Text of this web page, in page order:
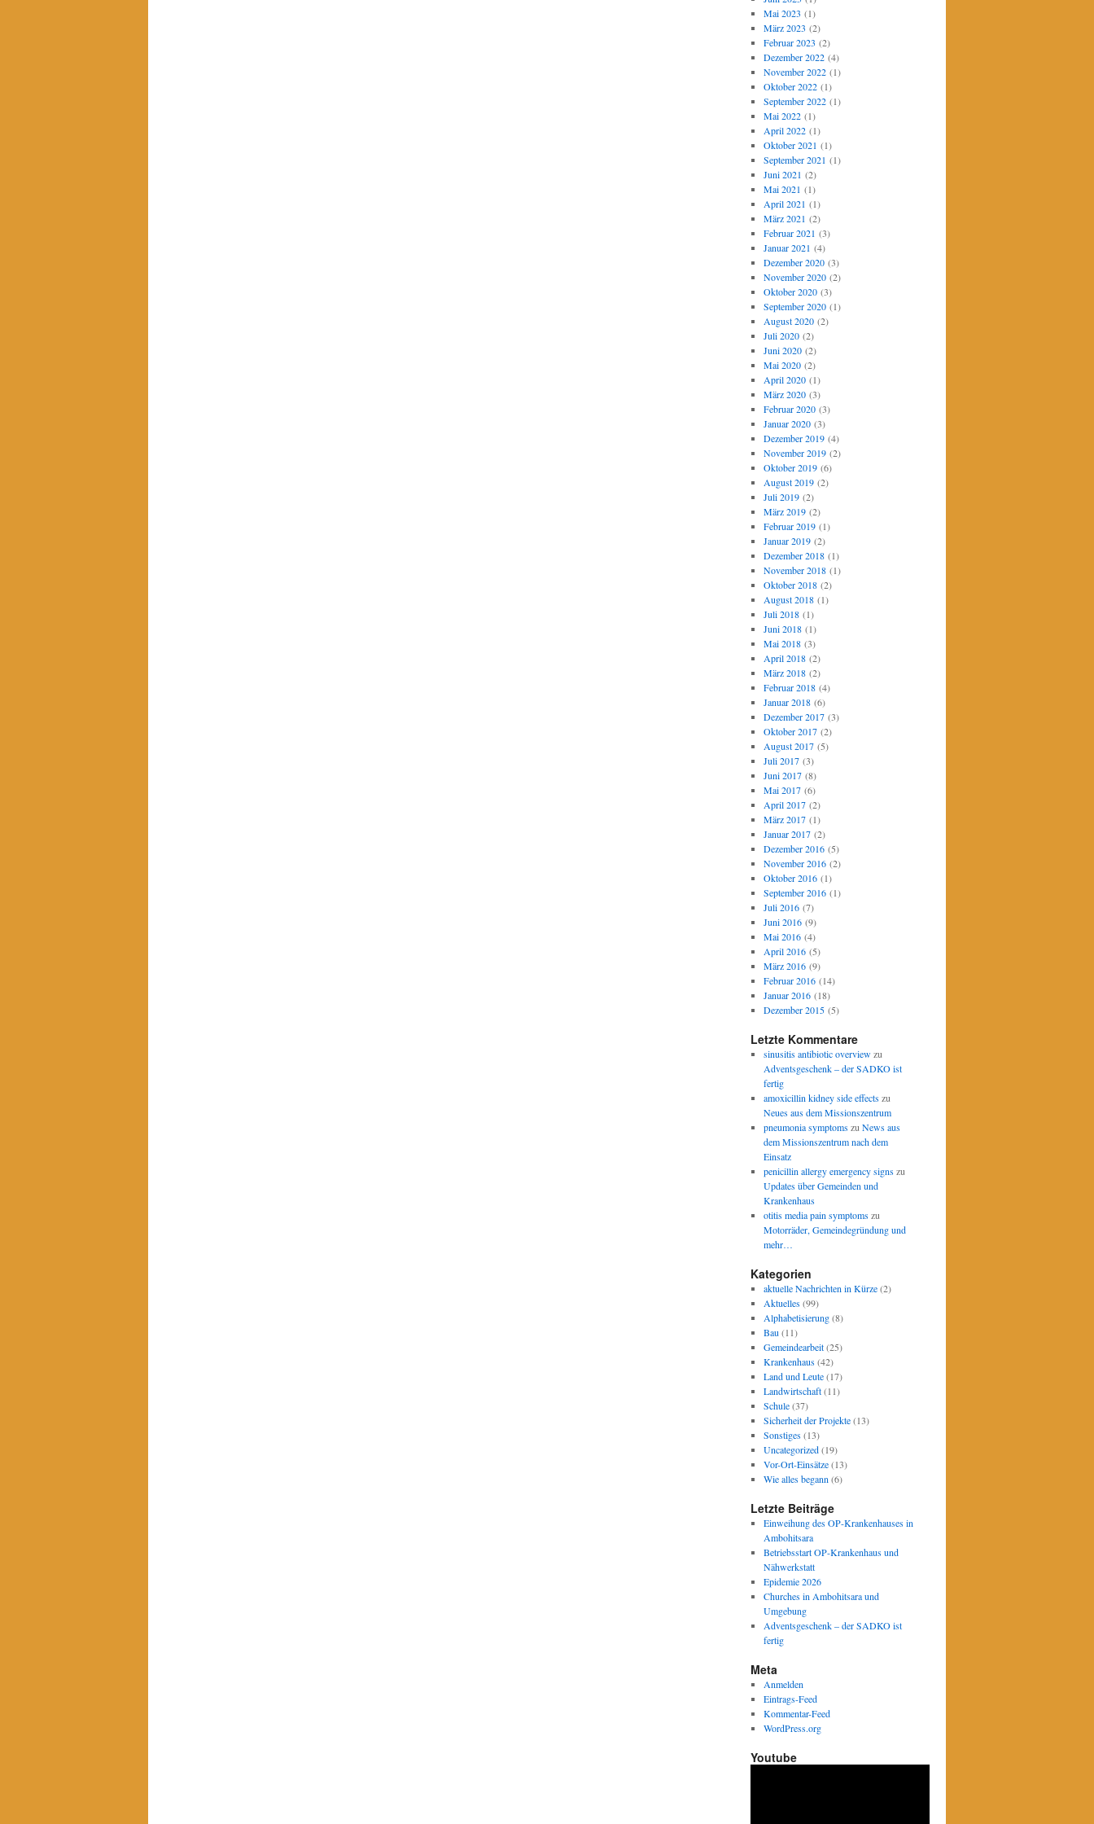
Mai 2023 (1)
März 2023 (2)
Februar 2023 (2)
Dezember 2022(4)
November 2022(1)
Oktober 2022(1)
September 2022(1)
Mai 2022(1)
April 2022(1)
Oktober 2021 (1)
September 2021 (1)
Juni 2021 (2)
Mai 2021 (1)
April 2021 (1)
März 2021 (2)
Februar 2021 (3)
Januar 2021 (4)
Dezember 2020(3)
November 2020(2)
Oktober 2020(3)
September 2020(1)
August 2020(2)
Juli 2020(2)
Juni 2020(2)
Mai 2020(2)
April 2020(1)
März 2020(3)
Februar 2020(3)
Januar 2020(3)
Dezember 2019(4)
November 2019(2)
Oktober 2019(6)
August 2019(2)
Juli 2019(2)
März 2019(2)
Februar 2019(1)
Januar 2019(2)
Dezember 2018(1)
November 2018(1)
Oktober 2018(2)
August 2018(1)
Juli 2018(1)
Juni 2018(1)
Mai 2018(3)
April 2018(2)
März 2018(2)
Februar 2018(4)
Januar 2018(6)
Dezember 2017(3)
Oktober 2017(2)
August 2017(5)
Juli 2017(3)
Juni 2017(8)
Mai 2017(6)
April 2017(2)
März 2017(1)
Januar 2017(2)
Dezember 2016(5)
November 2016(2)
Oktober 2016(1)
September 2016(1)
Juli 2016(7)
Juni 2016(9)
Mai 2016(4)
April 2016(5)
März 2016(9)
Februar 2016(14)
Januar 2016(18)
Dezember 2015(5)
Letzte Kommentare
sinusitis antibiotic overviewzu
Adventsgeschenk – der SADKO ist
fertig
amoxicillin kidney side effectszu
Neues aus dem Missionszentrum
pneumonia symptomszu News aus
dem Missionszentrum nach dem
Einsatz
penicillin allergy emergency signszu
Updates über Gemeinden und
Krankenhaus
otitis media pain symptomszu
Motorräder, Gemeindegründung und
mehr…
Kategorien
aktuelle Nachrichten in Kürze(2)
Aktuelles(99)
Alphabetisierung(8)
Bau (11)
Gemeindearbeit(25)
Krankenhaus(42)
Land und Leute(17)
Landwirtschaft(11)
Schule(37)
Sicherheit der Projekte(13)
Sonstiges(13)
Uncategorized(19)
Vor-Ort-Einsätze(13)
Wie alles begann (6)
Letzte Beiträge
Einweihung des OP-Krankenhauses in
Ambohitsara
Betriebsstart OP-Krankenhaus und
Nähwerkstatt
Epidemie 2026
Churches in Ambohitsara und
Umgebung
Adventsgeschenk – der SADKO ist
fertig
Meta
Anmelden
Eintrags-Feed
Kommentar-Feed
WordPress.org
Youtube